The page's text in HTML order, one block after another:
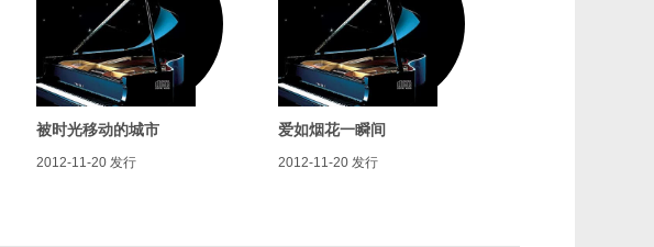
被时光移动的城市
2012-11-20 发行
爱如烟花一瞬间
2012-11-20 发行